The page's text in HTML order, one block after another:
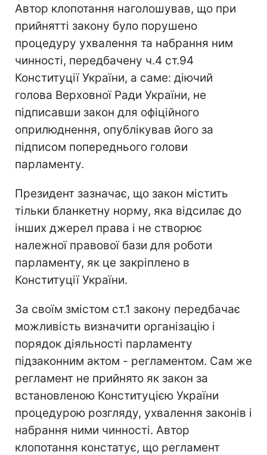
Автор клопотання наголошував, що при
прийнятті закону було порушено
процедуру ухвалення та набрання ним
чинності, передбачену ч.4 ст.94
Конституції України, а саме: діючий
голова Верховної Ради України, не
підписавши закон для офіційного
оприлюднення, опублікував його за
підписом попереднього голови
парламенту.
Президент зазначає, що закон містить
тільки бланкетну норму, яка відсилає до
інших джерел права і не створює
належної правової бази для роботи
парламенту, як це закріплено в
Конституції України.
За своїм змістом ст.1 закону передбачає
можливість визначити організацію і
порядок діяльності парламенту
підзаконним актом - регламентом. Сам же
регламент не прийнято як закон за
встановленою Конституцією України
процедурою розгляду, ухвалення законів і
набрання ними чинності. Автор
клопотання констатує, що регламент